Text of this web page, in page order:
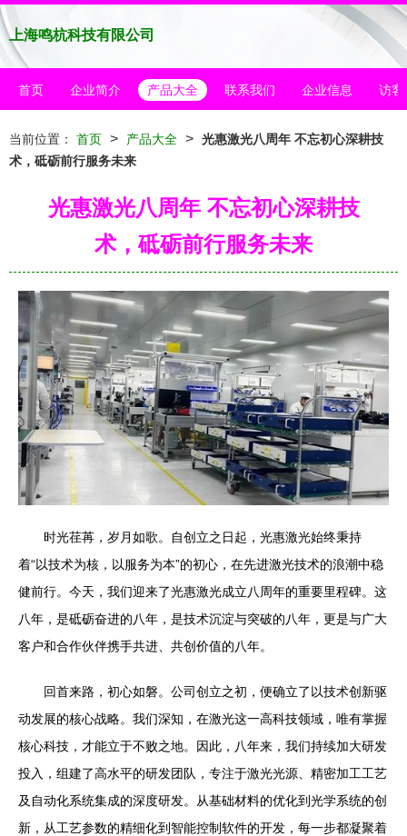
上海鸣杭科技有限公司
首页 企业简介 产品大全 联系我们 企业信息 访客
当前位置： 首页 > 产品大全 > 光惠激光八周年 不忘初心深耕技
术，砥砺前行服务未来
光惠激光八周年 不忘初心深耕技
术，砥砺前行服务未来
时光荏苒，岁月如歌。自创立之日起，光惠激光始终秉持
着“以技术为核，以服务为本”的初心，在先进激光技术的浪潮中稳
健前行。今天，我们迎来了光惠激光成立八周年的重要里程碑。这
八年，是砥砺奋进的八年，是技术沉淀与突破的八年，更是与广大
客户和合作伙伴携手共进、共创价值的八年。
回首来路，初心如磐。公司创立之初，便确立了以技术创新驱
动发展的核心战略。我们深知，在激光这一高科技领域，唯有掌握
核心科技，才能立于不败之地。因此，八年来，我们持续加大研发
投入，组建了高水平的研发团队，专注于激光光源、精密加工工艺
及自动化系统集成的深度研发。从基础材料的优化到光学系统的创
新，从工艺参数的精细化到智能控制软件的开发，每一步都凝聚着